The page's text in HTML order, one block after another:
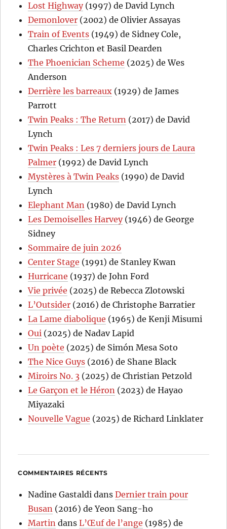
Lost Highway(1997) de David Lynch
Demonlover (2002) de Olivier Assayas
Train of Events (1949) de Sidney Cole,
Charles Crichton et Basil Dearden
The Phoenician Scheme (2025) de Wes
Anderson
Derrière les barreaux (1929) de James
Parrott
Twin Peaks : The Return (2017) de David
Lynch
Twin Peaks : Les 7 derniers jours de Laura
Palmer (1992) de David Lynch
Mystères à Twin Peaks (1990) de David
Lynch
Elephant Man (1980) de David Lynch
Les Demoiselles Harvey(1946) de George
Sidney
Sommaire de juin 2026
Center Stage (1991) de Stanley Kwan
Hurricane (1937) de John Ford
Vie privée (2025) de Rebecca Zlotowski
L’Outsider (2016) de Christophe Barratier
La Lame diabolique (1965) de Kenji Misumi
Oui (2025) de Nadav Lapid
Un poète (2025) de Simón Mesa Soto
The Nice Guys (2016) de Shane Black
Miroirs No. 3 (2025) de Christian Petzold
Le Garçon et le Héron (2023) de Hayao
Miyazaki
Nouvelle Vague (2025) de Richard Linklater
COMMENTAIRES RÉCENTS
Nadine Gastaldi dansDernier train pour
Busan (2016) de Yeon Sang-ho
Martin dansL’Œuf de l’ange (1985) de